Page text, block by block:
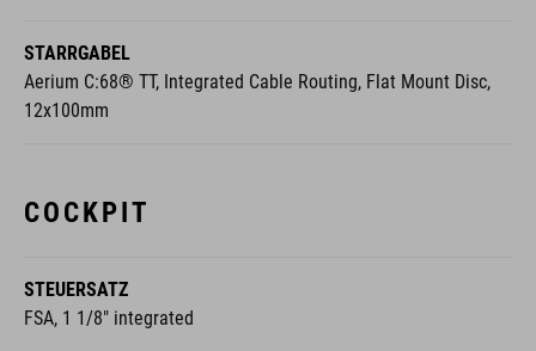
STARRGABEL
Aerium C:68® TT, Integrated Cable Routing, Flat Mount Disc,
12x100mm
COCKPIT
STEUERSATZ
FSA, 1 1/8" integrated